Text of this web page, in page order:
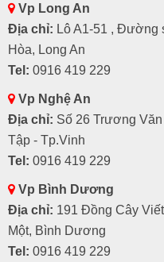
Vp Long An
Địa chỉ: Lô A1-51 , Đường
Hòa, Long An
Tel: 0916 419 229
Vp Nghệ An
Địa chỉ: Số 26 Trương
Tập - Tp.Vinh
Tel: 0916 419 229
Vp Bình Dương
Địa chỉ: 191 Đồng Cây
Một, Bình Dương
Tel: 0916 419 229